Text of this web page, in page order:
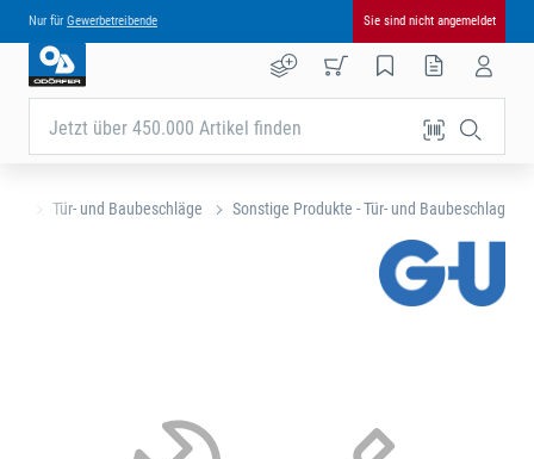
Nur für Gewerbetreibende Sie sind nicht angemeldet
Jetzt über 450.000 Artikel finden
Tür- und Baubeschläge Sonstige Produkte - Tür- und Baubeschlag